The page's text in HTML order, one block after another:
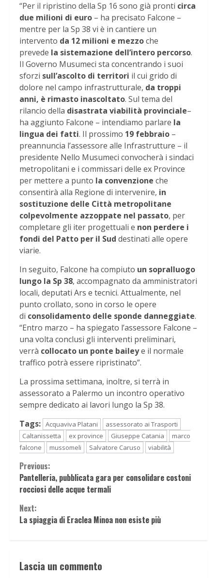
“Per il ripristino della Sp 16 sono già pronti circa
due milioni di euro – ha precisato Falcone –
mentre per la Sp 38 vi è in cantiere un
intervento da 12 milioni e mezzoche
prevede la sistemazione dell’intero percorso.
Il Governo Musumeci sta concentrando i suoi
sforzi sull’ascolto di territori il cui grido di
dolore nel campo infrastrutturale, da troppi
anni, è rimasto inascoltato. Sul tema del
rilancio della disastrata viabilità provinciale–
ha aggiunto Falcone – intendiamo parlare la
lingua dei fatti. Il prossimo 19 febbraio –
preannuncia l’assessore alle Infrastrutture – il
presidente Nello Musumeci convocherà i sindaci
metropolitani e i commissari delle ex Province
per mettere a punto la convenzione che
consentirà alla Regione di intervenire, in
sostituzione delle Città metropolitane
colpevolmente azzoppate nel passato, per
completare gli iter progettuali e non perdere i
fondi del Patto per il Sud destinati alle opere
viarie.
In seguito, Falcone ha compiuto un sopralluogo
lungo la Sp 38, accompagnato da amministratori
locali, deputati Ars e tecnici. Attualmente, nel
punto crollato, sono in corso le opere
di consolidamento delle sponde danneggiate.
“Entro marzo – ha spiegato l’assessore Falcone –
una volta conclusi gli interventi preliminari,
verrà collocato un ponte baileye il normale
traffico potrà essere ripristinato”.
La prossima settimana, inoltre, si terrà in
assessorato a Palermo un incontro operativo
sempre dedicato ai lavori lungo la Sp 38.
Tags: Acquaviva Platani
assessorato ai Trasporti
Caltanissetta
ex province Giuseppe Catania
marco
falcone
mussomeli Salvatore Caruso viabilità
Continue
Reading
Previous:
Pantelleria, pubblicata gara per consolidare costoni
rocciosi delle acque termali
Next:
La spiaggia di Eraclea Minoa non esiste più
Lascia un commento